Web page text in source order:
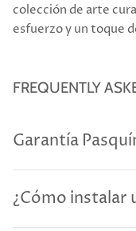
colección de arte
esfuerzo y un toque
FREQUENTLY
Garantía
¿Cómo instalar